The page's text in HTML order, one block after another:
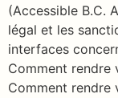
(Accessible B.C.
légal et les
interfaces
Comment rendre
Comment rendre